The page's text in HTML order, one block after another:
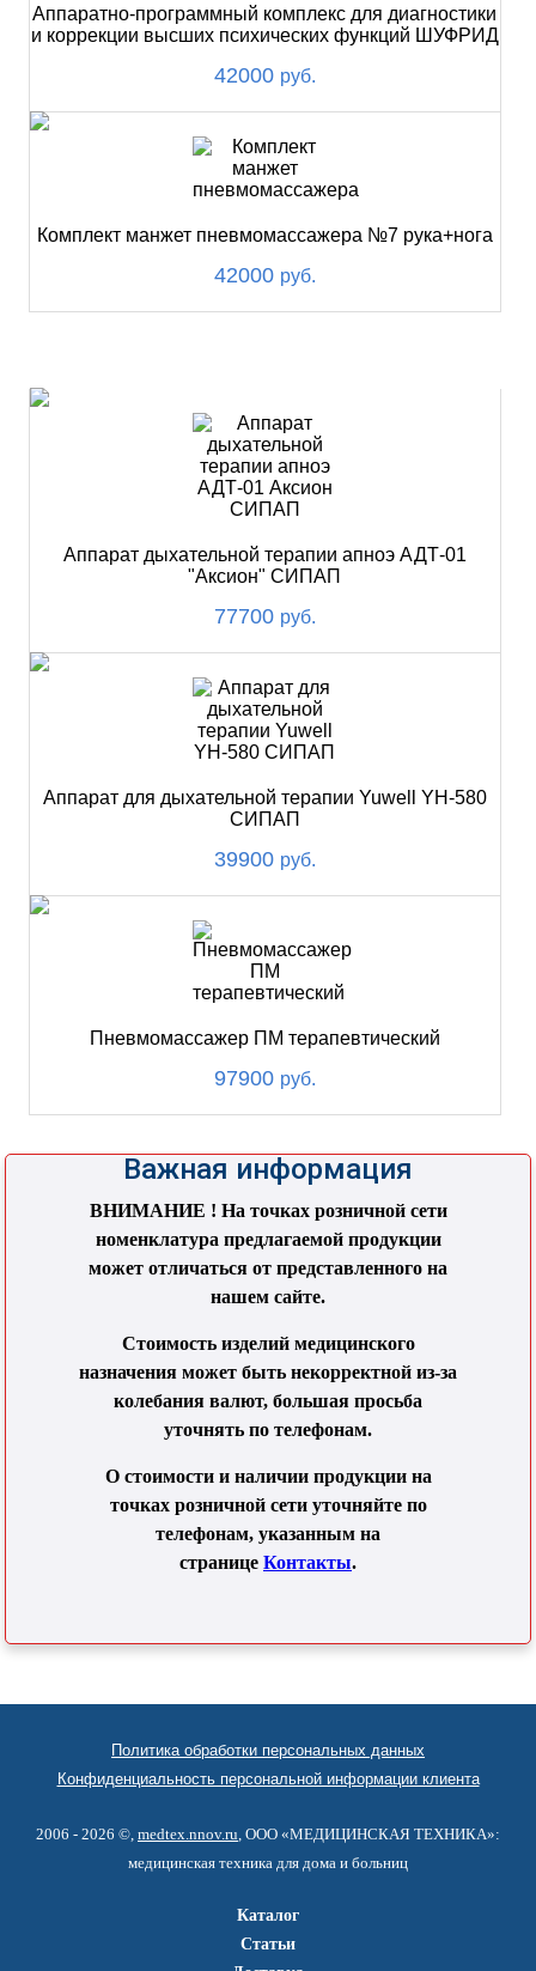
Аппаратно-программный комплекс для диагностики
и коррекции высших психических функций ШУФРИД
42000 руб.
Комплект манжет пневмомассажера №7 рука+нога
42000 руб.
Аппарат дыхательной терапии апноэ АДТ-01
"Аксион" СИПАП
77700 руб.
Аппарат для дыхательной терапии Yuwell YH-580
СИПАП
39900 руб.
Пневмомассажер ПМ терапевтический
97900 руб.
Важная информация
ВНИМАНИЕ ! На точках розничной сети
номенклатура предлагаемой продукции
может отличаться от представленного на
нашем сайте.
Стоимость изделий медицинского
назначения может быть некорректной из-за
колебания валют, большая просьба
уточнять по телефонам.
О стоимости и наличии продукции на
точках розничной сети уточняйте по
телефонам, указанным на
странице Контакты.
Политика обработки персональных данных
Конфиденциальность персональной информации клиента
2006 - 2026 ©, medtex.nnov.ru , ООО «МЕДИЦИНСКАЯ ТЕХНИКА»:
медицинская техника для дома и больниц
Каталог
Статьи